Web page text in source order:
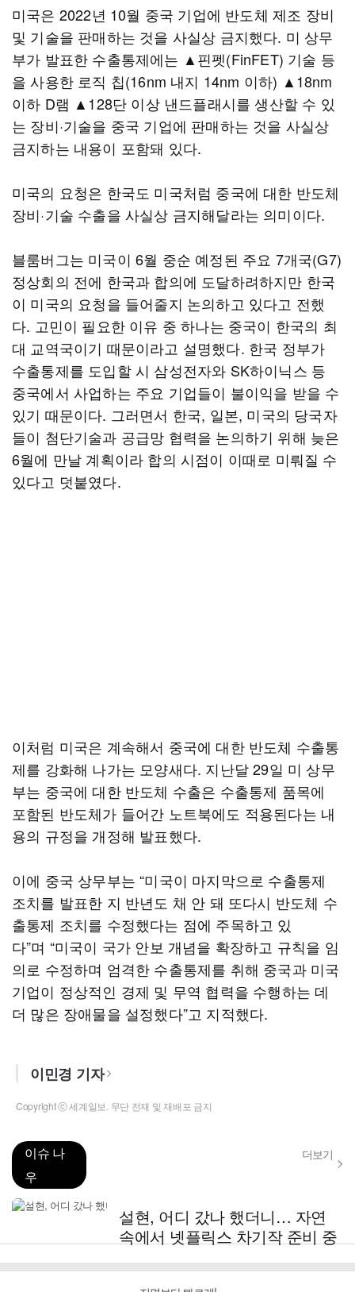
미국은 2022년 10월 중국 기업에 반도체 제조 장비
및 기술을 판매하는 것을 사실상 금지했다. 미 상무
부가 발표한 수출통제에는 ▲핀펫(FinFET) 기술 등
을 사용한 로직 칩(16nm 내지 14nm 이하) ▲18nm
이하 D램 ▲128단 이상 낸드플래시를 생산할 수 있
는 장비·기술을 중국 기업에 판매하는 것을 사실상
금지하는 내용이 포함돼 있다.
미국의 요청은 한국도 미국처럼 중국에 대한 반도체
장비·기술 수출을 사실상 금지해달라는 의미이다.
블룸버그는 미국이 6월 중순 예정된 주요 7개국(G7)
정상회의 전에 한국과 합의에 도달하려하지만 한국
이 미국의 요청을 들어줄지 논의하고 있다고 전했
다. 고민이 필요한 이유 중 하나는 중국이 한국의 최
대 교역국이기 때문이라고 설명했다. 한국 정부가
수출통제를 도입할 시 삼성전자와 SK하이닉스 등
중국에서 사업하는 주요 기업들이 불이익을 받을 수
있기 때문이다. 그러면서 한국, 일본, 미국의 당국자
들이 첨단기술과 공급망 협력을 논의하기 위해 늦은
6월에 만날 계획이라 합의 시점이 이때로 미뤄질 수
있다고 덧붙였다.
이처럼 미국은 계속해서 중국에 대한 반도체 수출통
제를 강화해 나가는 모양새다. 지난달 29일 미 상무
부는 중국에 대한 반도체 수출은 수출통제 품목에
포함된 반도체가 들어간 노트북에도 적용된다는 내
용의 규정을 개정해 발표했다.
이에 중국 상무부는 “미국이 마지막으로 수출통제
조치를 발표한 지 반년도 채 안 돼 또다시 반도체 수
출통제 조치를 수정했다는 점에 주목하고 있
다”며 “미국이 국가 안보 개념을 확장하고 규칙을 임
의로 수정하며 엄격한 수출통제를 취해 중국과 미국
기업이 정상적인 경제 및 무역 협력을 수행하는 데
더 많은 장애물을 설정했다”고 지적했다.
이민경 기자
Copyright ⓒ 세계일보. 무단 전재 및 재배포 금지
이슈 나
우
더보기
설현, 어디 갔나 했더니… 자연
속에서 넷플릭스 차기작 준비 중